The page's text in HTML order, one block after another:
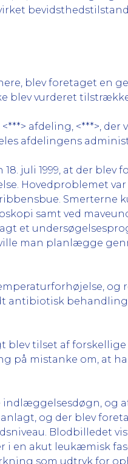
blev foretaget en
blev vurderet
afdeling, <***>, der
afdelingens
juli 1999, at der blev
Hovedproblemet
Smerterne
samt ved
et
man planlægge
og
antibiotisk
blev tilset af
på mistanke om, at
og
og der blev
Blodbilledet
en akut leukæmisk
som udtryk for